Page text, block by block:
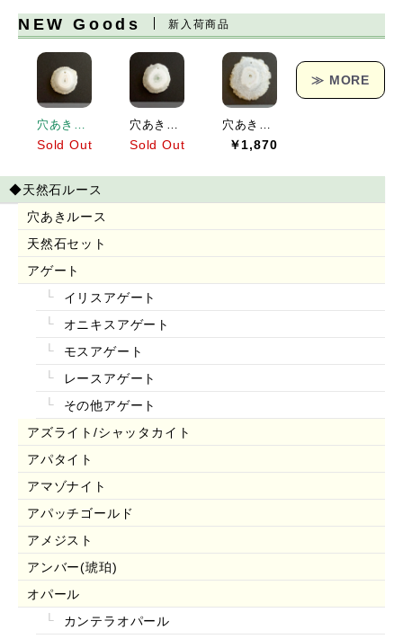
NEW Goods 新入荷商品
Sold Out Sold Out ￥1,870
≫ MORE
◆天然石ルース
穴あきルース
天然石セット
アゲート
イリスアゲート
オニキスアゲート
モスアゲート
レースアゲート
その他アゲート
アズライト/シャッタカイト
アパタイト
アマゾナイト
アパッチゴールド
アメジスト
アンバー(琥珀)
オパール
カンテラオパール